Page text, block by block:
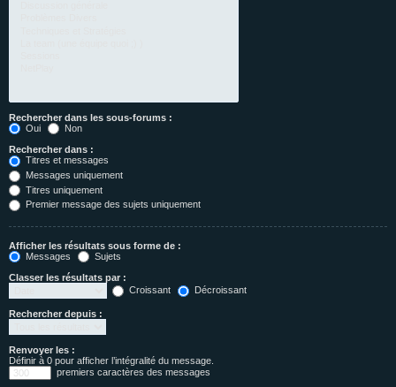
Rechercher dans les sous-forums :
Oui
Non
Rechercher dans :
Titres et messages
Messages uniquement
Titres uniquement
Premier message des sujets uniquement
Afficher les résultats sous forme de :
Messages
Sujets
Classer les résultats par :
Croissant
Décroissant
Rechercher depuis :
Renvoyer les :
Définir à 0 pour afficher l’intégralité du message.
premiers caractères des messages